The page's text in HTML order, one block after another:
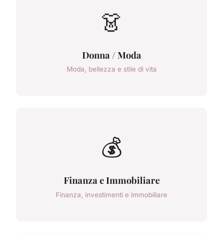
👗
Donna / Moda
Moda, bellezza e stile di vita
💰
Finanza e Immobiliare
Finanza, investimenti e immobiliare